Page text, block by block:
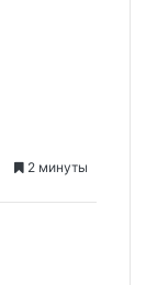
2 минуты